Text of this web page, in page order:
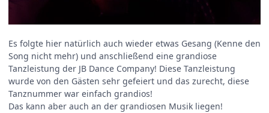
Es folgte hier natürlich auch wieder etwas Gesang (Kenne den
Song nicht mehr) und anschließend eine grandiose
Tanzleistung der JB Dance Company! Diese Tanzleistung
wurde von den Gästen sehr gefeiert und das zurecht, diese
Tanznummer war einfach grandios!
Das kann aber auch an der grandiosen Musik liegen!